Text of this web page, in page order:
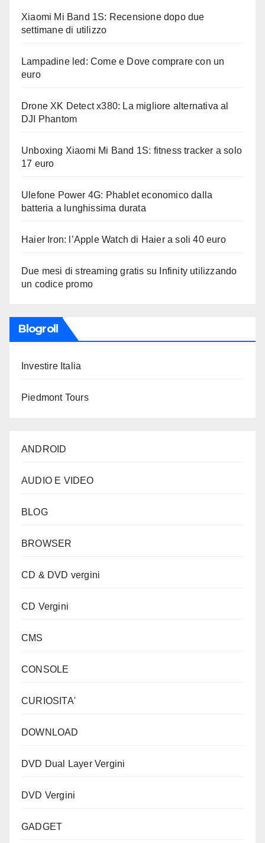
Xiaomi Mi Band 1S: Recensione dopo due
settimane di utilizzo
Lampadine led: Come e Dove comprare con un
euro
Drone XK Detect x380: La migliore alternativa al
DJI Phantom
Unboxing Xiaomi Mi Band 1S: fitness tracker a solo
17 euro
Ulefone Power 4G: Phablet economico dalla
batteria a lunghissima durata
Haier Iron: l’Apple Watch di Haier a soli 40 euro
Due mesi di streaming gratis su Infinity utilizzando
un codice promo
Blogroll
Investire Italia
Piedmont Tours
ANDROID
AUDIO E VIDEO
BLOG
BROWSER
CD & DVD vergini
CD Vergini
CMS
CONSOLE
CURIOSITA'
DOWNLOAD
DVD Dual Layer Vergini
DVD Vergini
GADGET